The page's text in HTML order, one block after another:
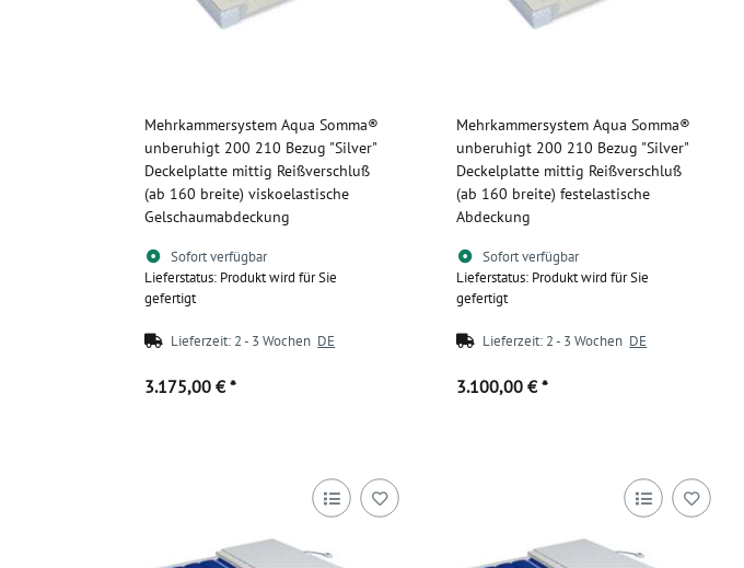
Mehrkammersystem Aqua Somma®
unberuhigt 200 210 Bezug "Silver"
Deckelplatte mittig Reißverschluß
(ab 160 breite) viskoelastische
Gelschaumabdeckung
Sofort verfügbar
Lieferstatus: Produkt wird für Sie
gefertigt
Lieferzeit: 2 - 3 Wochen DE
3.175,00 € *
Mehrkammersystem Aqua Somma®
unberuhigt 200 210 Bezug "Silver"
Deckelplatte mittig Reißverschluß
(ab 160 breite) festelastische
Abdeckung
Sofort verfügbar
Lieferstatus: Produkt wird für Sie
gefertigt
Lieferzeit: 2 - 3 Wochen DE
3.100,00 € *